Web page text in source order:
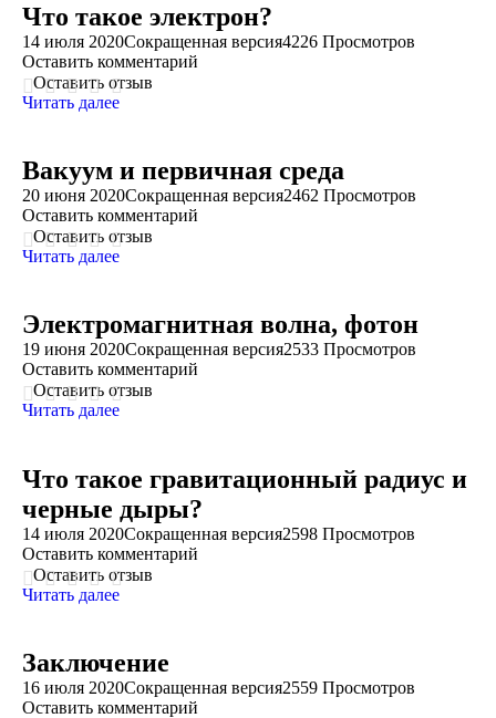
Что такое электрон?
14 июля 2020Сокращенная версия4226 Просмотров
Оставить комментарий
Оставить отзыв
Читать далее
Вакуум и первичная среда
20 июня 2020Сокращенная версия2462 Просмотров
Оставить комментарий
Оставить отзыв
Читать далее
Электромагнитная волна, фотон
19 июня 2020Сокращенная версия2533 Просмотров
Оставить комментарий
Оставить отзыв
Читать далее
Что такое гравитационный радиус и
черные дыры?
14 июля 2020Сокращенная версия2598 Просмотров
Оставить комментарий
Оставить отзыв
Читать далее
Заключение
16 июля 2020Сокращенная версия2559 Просмотров
Оставить комментарий